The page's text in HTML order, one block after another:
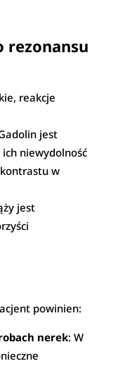
rezonansu
reakcje
jest
niewydolność
w
jest
powinien:
nerek: W